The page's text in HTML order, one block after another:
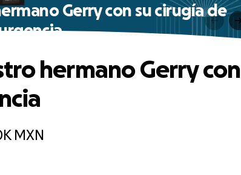
Gerry con su cirugía de
MXN
hermano Gerry con